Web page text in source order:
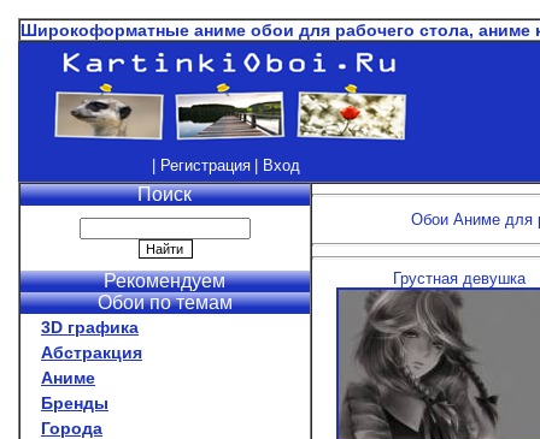
Широкоформатные аниме обои для рабочего стола, аниме
| Регистрация | Вход
Поиск
Рекомендуем
Обои по темам
3D графика
Абстракция
Аниме
Бренды
Города
Обои Аниме для
Грустная девушка